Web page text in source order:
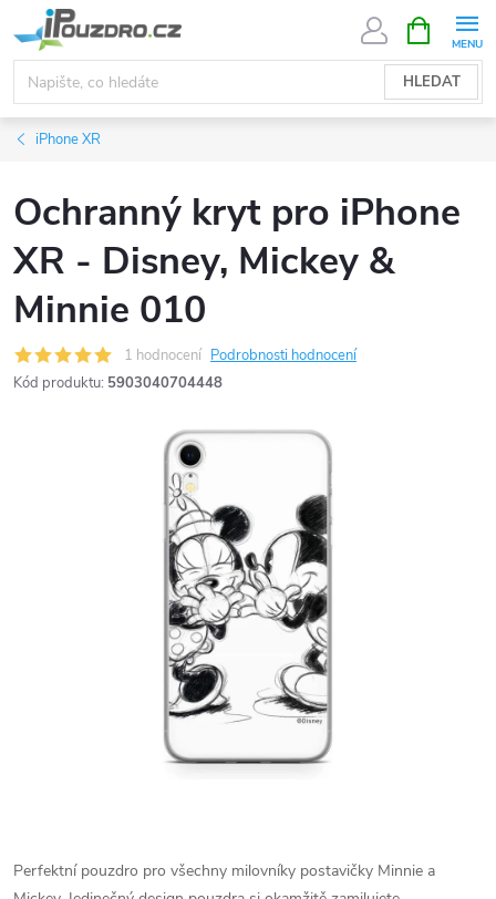
na
obsah
HLEDAT
NÁKUPNÍ
KOŠÍK
iPhone XR
Ochranný kryt pro iPhone
XR - Disney, Mickey &
Minnie 010
1 hodnocení Podrobnosti hodnocení
Kód produktu: 5903040704448
Perfektní pouzdro pro všechny milovníky postavičky Minnie a